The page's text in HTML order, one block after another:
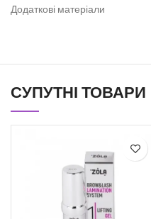
Додаткові матеріали
СУПУТНІ ТОВАРИ